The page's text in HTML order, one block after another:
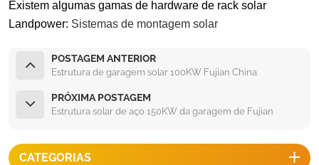
Existem algumas gamas de hardware de rack solar
Landpower: Sistemas de montagem solar
POSTAGEM ANTERIOR
Estrutura de garagem solar 100KW Fujian China
PRÓXIMA POSTAGEM
Estrutura solar de aço 150KW da garagem de Fujian
CATEGORIAS